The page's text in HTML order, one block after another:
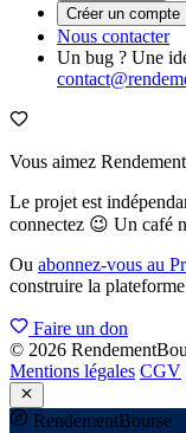
Créer un compte
Nous contacter
Un bug ? Une
Vous aimez
Le projet est
connectez 😉 Un café
Ou abonnez-vous au
construire la
Faire un don
© 2026
Mentions légales CGV
RendementBourse